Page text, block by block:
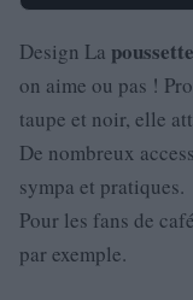
Design La poussette
on aime ou pas !
taupe et noir, elle
De nombreux
sympa et pratiques.
Pour les fans de
par exemple.